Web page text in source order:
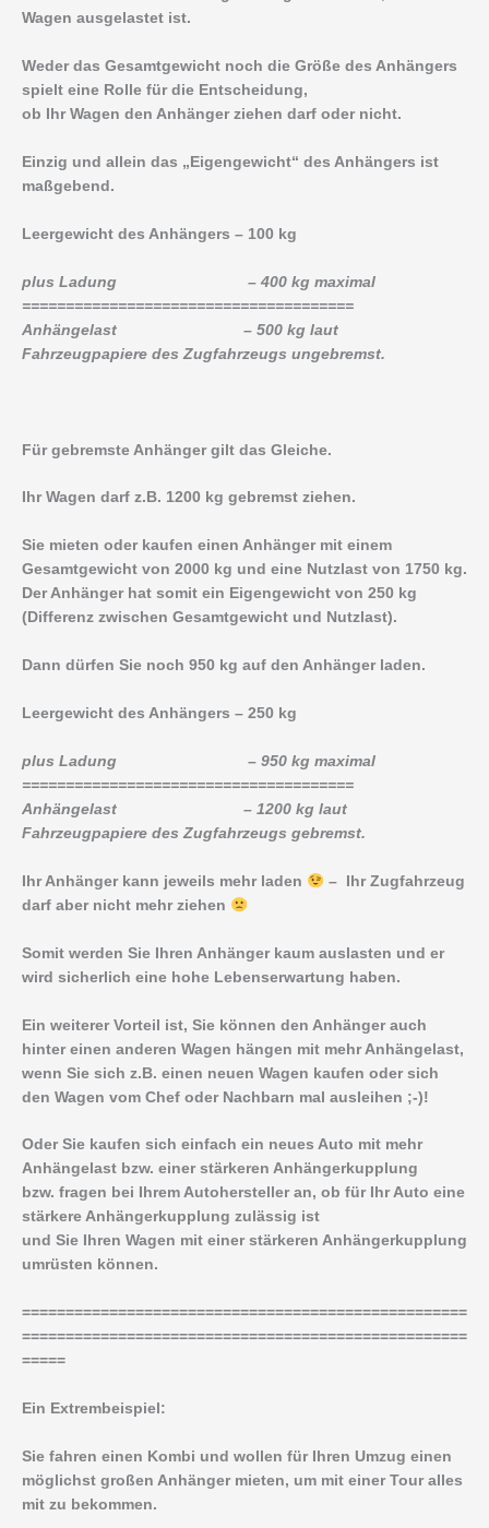
Wagen ausgelastet ist.
Weder das Gesamtgewicht noch die Größe des Anhängers
spielt eine Rolle für die Entscheidung,
ob Ihr Wagen den Anhänger ziehen darf oder nicht.
Einzig und allein das „Eigengewicht“ des Anhängers ist
maßgebend.
Leergewicht des Anhängers – 100 kg
plus Ladung – 400 kg maximal
======================================
Anhängelast – 500 kg laut
Fahrzeugpapiere des Zugfahrzeugs ungebremst.
Für gebremste Anhänger gilt das Gleiche.
Ihr Wagen darf z.B. 1200 kg gebremst ziehen.
Sie mieten oder kaufen einen Anhänger mit einem
Gesamtgewicht von 2000 kg und eine Nutzlast von 1750 kg.
Der Anhänger hat somit ein Eigengewicht von 250 kg
(Differenz zwischen Gesamtgewicht und Nutzlast).
Dann dürfen Sie noch 950 kg auf den Anhänger laden.
Leergewicht des Anhängers – 250 kg
plus Ladung – 950 kg maximal
======================================
Anhängelast – 1200 kg laut
Fahrzeugpapiere des Zugfahrzeugs gebremst.
Ihr Anhänger kann jeweils mehr laden
– Ihr Zugfahrzeug
darf aber nicht mehr ziehen
Somit werden Sie Ihren Anhänger kaum auslasten und er
wird sicherlich eine hohe Lebenserwartung haben.
Ein weiterer Vorteil ist, Sie können den Anhänger auch
hinter einen anderen Wagen hängen mit mehr Anhängelast,
wenn Sie sich z.B. einen neuen Wagen kaufen oder sich
den Wagen vom Chef oder Nachbarn mal ausleihen ;-)!
Oder Sie kaufen sich einfach ein neues Auto mit mehr
Anhängelast bzw. einer stärkeren Anhängerkupplung
bzw. fragen bei Ihrem Autohersteller an, ob für Ihr Auto eine
stärkere Anhängerkupplung zulässig ist
und Sie Ihren Wagen mit einer stärkeren Anhängerkupplung
umrüsten können.
===================================================
===================================================
=====
Ein Extrembeispiel:
Sie fahren einen Kombi und wollen für Ihren Umzug einen
möglichst großen Anhänger mieten, um mit einer Tour alles
mit zu bekommen.